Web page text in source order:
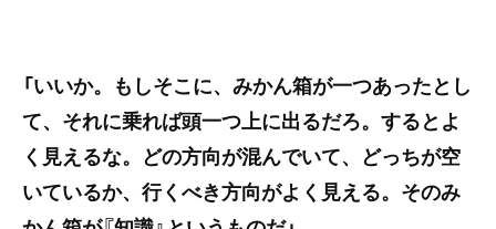
「いいか。もしそこに、みかん箱が一つあったとし
て、それに乗れば頭一つ上に出るだろ。するとよ
く見えるな。どの方向が混んでいて、どっちが空
いているか、行くべき方向がよく見える。そのみ